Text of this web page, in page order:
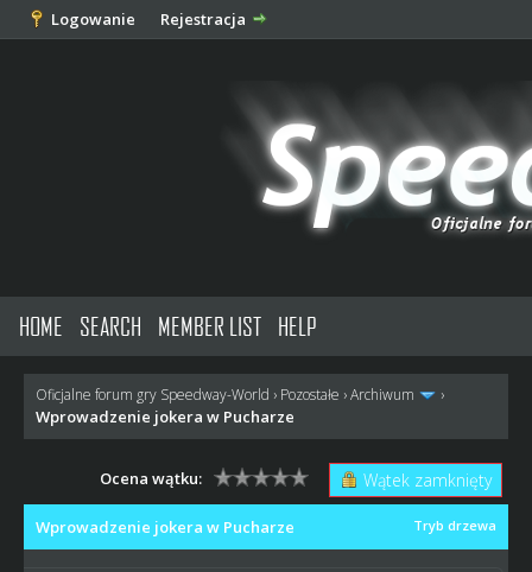
Logowanie Rejestracja
HOME SEARCH MEMBER LIST HELP
Oficjalne forum gry Speedway-World › Pozostałe ›Archiwum ›
Wprowadzenie jokera w Pucharze
Wątek zamknięty
Ocena wątku:
Tryb drzewa
Wprowadzenie jokera w Pucharze